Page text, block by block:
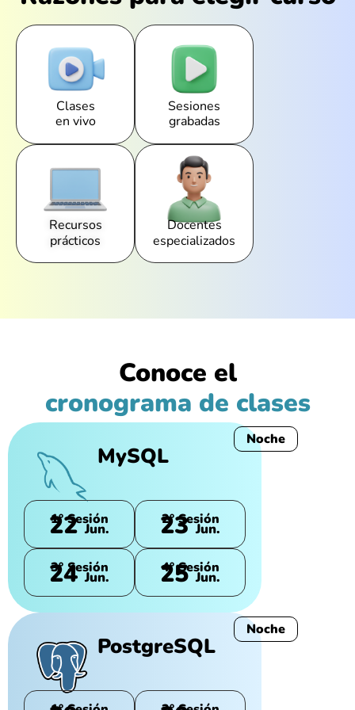
Clases
en vivo
Sesiones
grabadas
Recursos
prácticos
Docentes
especializados
Conoce el
cronograma de clases
MySQL
Noche
1° Sesión
22Jun.
2° Sesión
23Jun.
3° Sesión
24Jun.
4° Sesión
25Jun.
PostgreSQL
Noche